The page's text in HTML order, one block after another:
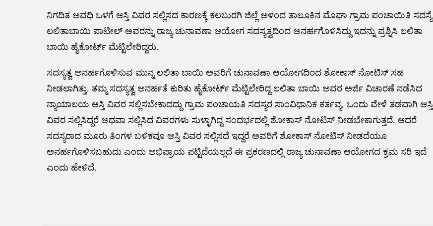
ನಿಗದಿತ ಅವಧಿ ಒಳಗೆ ಆಸ್ತಿ ವಿವರ ಸಲ್ಲಿಸದ ಕಾರಣಕ್ಕೆ ಕಲಬುರಗಿ ಜಿಲ್ಲೆ ಅಳಂದ ತಾಲೂಕಿನ ಮೊಘಾ ಗ್ರಾಮ ಪಂಚಾಯಿತಿ ಸದಸ್ಯೆ
ಲಲಿತಾಬಾಯಿ ಪಾಟೀಲ್ ಅವರನ್ನು ರಾಜ್ಯ ಚುನಾವಣಾ ಆಯೋಗ ಸದಸ್ಯತ್ವದಿಂದ ಅನರ್ಹಗೊಳಿಸಿದ್ದು ಇದನ್ನು ಪ್ರಶ್ನಿಸಿ ಲಲಿತಾ
ಬಾಯಿ ‌ಹೈಕೋರ್ಟ್ ಮೆಟ್ಟಿಲೇರಿದ್ದರು.
ಸದಸ್ಯತ್ವ ಅನರ್ಹಗೊಳಿಸುವ ಮುನ್ನ ಲಲಿತಾ ಬಾಯಿ ಅವರಿಗೆ ಚುನಾವಣಾ ಆಯೋಗದಿಂದ ಶೋಕಾಸ್ ನೋಟಿಸ್ ಸಹ
ನೀಡಲಾಗಿತ್ತು. ತಮ್ಮ ಸದಸ್ಯತ್ವ ಅನರ್ಹತೆ ಕುರಿತು ಹೈಕೋರ್ಟ್ ಮೆಟ್ಟಿಲೇರಿದ್ದ ಲಲಿತಾ ಬಾಯಿ ಅವರ ಅರ್ಜಿ ವಿಚಾರಣೆ ನಡೆಸಿದ
ನ್ಯಾಯಾಲಯ ಆಸ್ತಿ ವಿವರ ಸಲ್ಲಿಸಬೇಕಾದದ್ದು ಗ್ರಾಮ ಪಂಚಾಯತಿ ಸದಸ್ಯರ ಸಾಂವಿಧಾನಿಕ ಕರ್ತವ್ಯ. ಒಂದು ವೇಳೆ ತಡವಾಗಿ ಆಸ್ತಿ
ವಿವರ ಸಲ್ಲಿಸಿದ್ದರೆ ಅಥವಾ ಸಲ್ಲಿಸಿದ ವಿವರಗಳು ಸುಳ್ಳಾಗಿದ್ದ ಸಂದರ್ಭದಲ್ಲಿ ಶೋಕಾಸ್ ನೋಟಿಸ್ ನೀಡಬೇಕಾಗುತ್ತದೆ. ಆದರೆ
ಸದಸ್ಯರಾದ ಮೂರು ತಿಂಗಳ ಬಳಿಕವೂ ಆಸ್ತಿ ವಿವರ ಸಲ್ಲಿಸದೆ ಇದ್ದರೆ ಅವರಿಗೆ ಶೋಕಾಸ್ ನೋಟಿಸ್ ನೀಡದೆಯೂ
ಅನರ್ಹಗೊಳಿಸಬಹುದು ಎಂದು ಅಭಿಪ್ರಾಯ ಪಟ್ಟಿದೆಯಲ್ಲದೆ ಈ ಪ್ರಕರಣದಲ್ಲಿ ರಾಜ್ಯ ಚುನಾವಣಾ ಆಯೋಗದ ಕ್ರಮ ಸರಿ ಇದೆ
ಎಂದು ಹೇಳಿದೆ.